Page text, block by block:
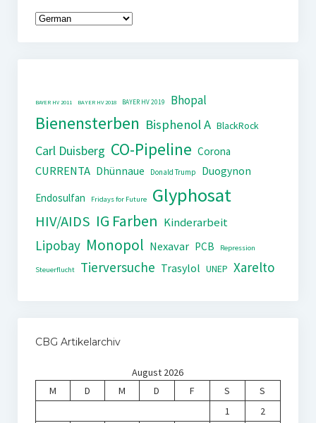
BAYER HV 2011 BAYER HV 2018 BAYER HV 2019 Bhopal
Bienensterben Bisphenol A BlackRock
Carl Duisberg CO-Pipeline Corona
CURRENTA Dhünnaue Donald Trump
Duogynon
Endosulfan
Fridays for Future Glyphosat
HIV/AIDS IG Farben Kinderarbeit
Lipobay Monopol Nexavar PCB Repression
Steuerflucht Tierversuche Trasylol UNEP Xarelto
CBG Artikelarchiv
August 2026
M
D M D F S
S
1
2